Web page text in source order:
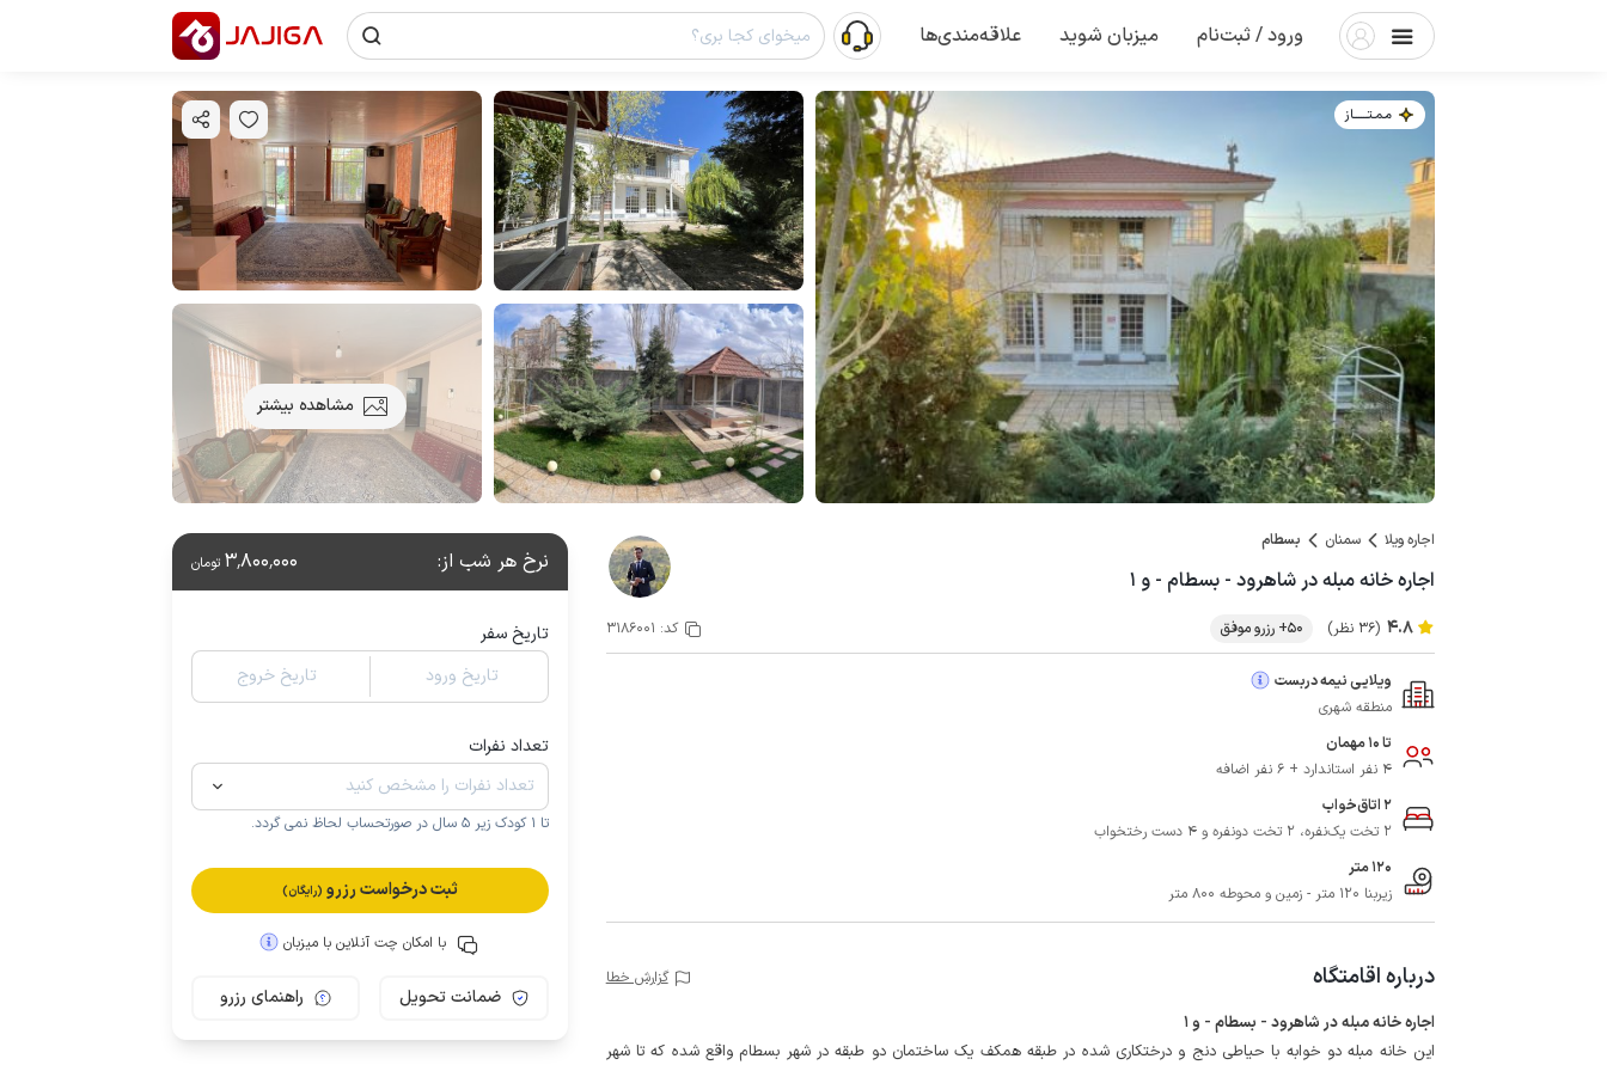
ورود / ثبت‌نام میزبان شوید علاقه‌مندی‌ها
مـمـتــــــاز
مشاهده بیشتر
اجاره ویلا سمنان بسطام
اجاره خانه مبله در شاهرود - بسطام - و ۱
4.8 (36 نظر) 50+ رزرو موفق کد: 3186001
ویلایی نیمه دربست
منطقه شهری
تا 10 مهمان
4 نفر استاندارد + 6 نفر اضافه
2 اتاق‌خواب
2 تخت یک‌نفره، 2 تخت دونفره و 4 دست رختخواب
120 متر
زیربنا 120 متر - زمین و محوطه 800 متر
درباره اقامتگاه گزارش خطا
اجاره خانه مبله در شاهرود - بسطام - و 1
این خانه مبله دو خوابه با حیاطی دنج و درختکاری شده در طبقه همکف یک ساختمان دو طبقه در شهر بسطام واقع شده که تا شهر
نرخ هر شب از: 3٬800٬000 تومان
تاریخ سفر
تاریخ ورود
تاریخ خروج
تعداد نفرات
تا 1 کودک زیر 5 سال در صورتحساب لحاظ نمی گردد.
ثبت درخواست رزرو (رایگان)
با امکان چت آنلاین با میزبان
ضمانت تحویل راهنمای رزرو